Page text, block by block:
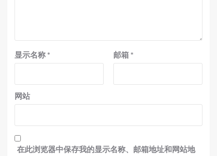
显示名称 * 邮箱 *
网站
在此浏览器中保存我的显示名称、邮箱地址和网站地